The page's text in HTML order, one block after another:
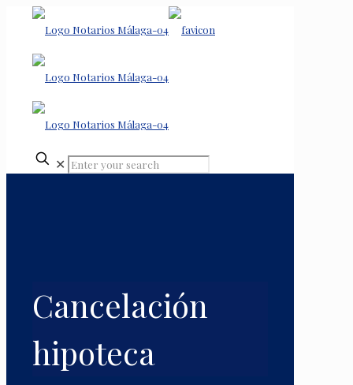
✕
Cancelación
hipoteca